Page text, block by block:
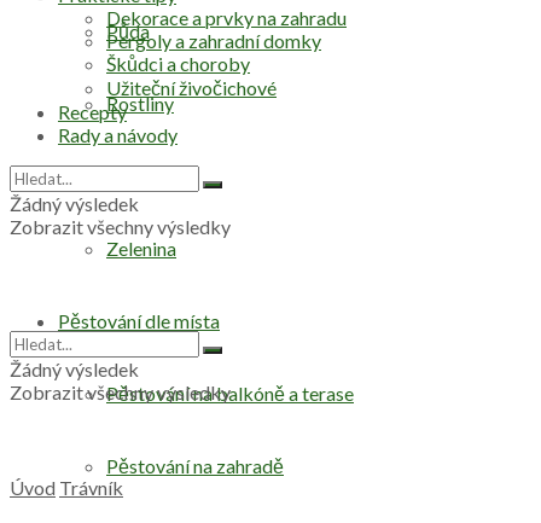
Půda
Rostliny
Zelenina
Pěstování dle místa
Pěstování na balkóně a terase
Pěstování na zahradě
Dekorace a prvky na zahradu
Pergoly a zahradní domky
Škůdci a choroby
Užiteční živočichové
Recepty
Rady a návody
Žádný výsledek
Zobrazit všechny výsledky
Žádný výsledek
Zobrazit všechny výsledky
Úvod Trávník